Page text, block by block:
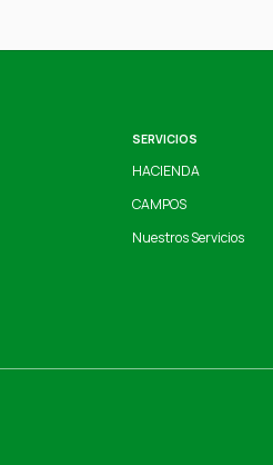
SERVICIOS
HACIENDA
CAMPOS
Nuestros Servicios